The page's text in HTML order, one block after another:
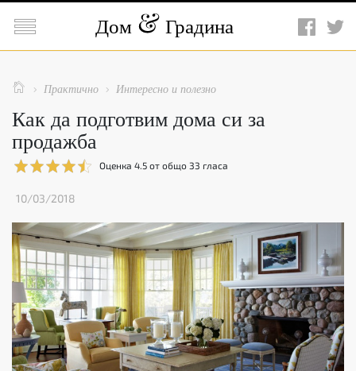
 Дом Градина
  Практично  Интересно и полезно
Как да подготвим дома си за
продажба
Оценка 4.5 от общо 33 гласа
10/03/2018